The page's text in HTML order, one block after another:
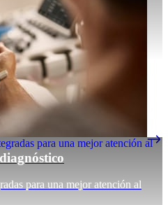
para una mejor atención al